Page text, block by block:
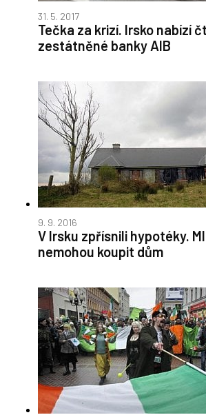
31. 5. 2017
Tečka za krizí. Irsko nabízí
zestátněné banky AIB
9. 9. 2016
V Irsku zpřísnili hypotéky.
nemohou koupit dům